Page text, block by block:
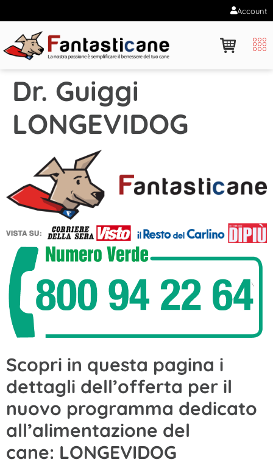
Account
Dr. Guiggi
LONGEVIDOG
Scopri in questa pagina i
dettagli dell’offerta per il
nuovo programma dedicato
all’alimentazione del
cane: LONGEVIDOG